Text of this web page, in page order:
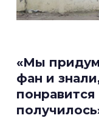
«Мы
фан и